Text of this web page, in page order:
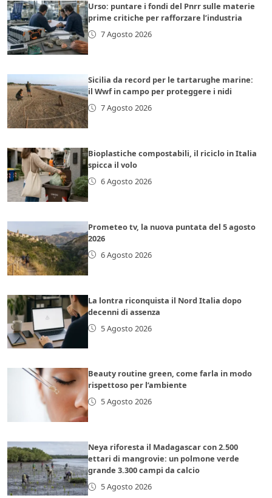
Urso: puntare i fondi del Pnrr sulle materie
prime critiche per rafforzare l’industria
7 Agosto 2026
Sicilia da record per le tartarughe marine:
il Wwf in campo per proteggere i nidi
7 Agosto 2026
Bioplastiche compostabili, il riciclo in Italia
spicca il volo
6 Agosto 2026
Prometeo tv, la nuova puntata del 5 agosto
2026
6 Agosto 2026
La lontra riconquista il Nord Italia dopo
decenni di assenza
5 Agosto 2026
Beauty routine green, come farla in modo
rispettoso per l’ambiente
5 Agosto 2026
Neya riforesta il Madagascar con 2.500
ettari di mangrovie: un polmone verde
grande 3.300 campi da calcio
5 Agosto 2026